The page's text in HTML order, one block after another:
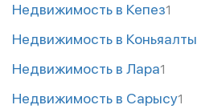
Недвижимость в Кепез1
Недвижимость в Коньяалты
Недвижимость в Лара1
Недвижимость в Сарысу1